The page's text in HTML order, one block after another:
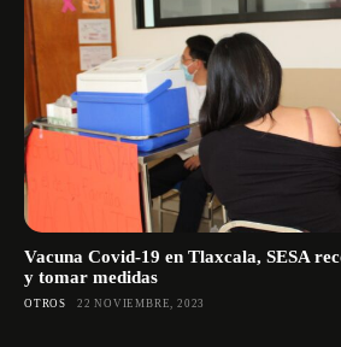
Vacuna Covid-19 en Tlaxcala, SESA
y tomar medidas
OTROS 22 NOVIEMBRE, 2023